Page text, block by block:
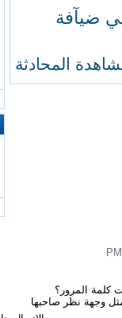
ضيآفة
المحادثة
كلمة المرور؟
وجهة نظر صاحبها